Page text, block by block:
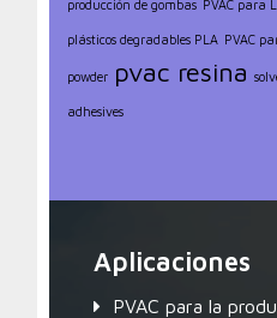
producción de gombas PVAC para
plásticos degradables PLA PVAC
powder pvac resina
adhesives
Aplicaciones
PVAC para la